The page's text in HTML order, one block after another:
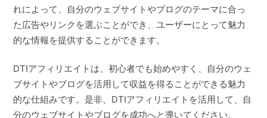
れによって、自分のウェブサイトやブログのテーマに合っ
た広告やリンクを選ぶことができ、ユーザーにとって魅力
的な情報を提供することができます。
DTIアフィリエイトは、初心者でも始めやすく、自分のウェ
ブサイトやブログを活用して収益を得ることができる魅力
的な仕組みです。是非、DTIアフィリエイトを活用して、自
分のウェブサイトやブログを成功へと導いてください。